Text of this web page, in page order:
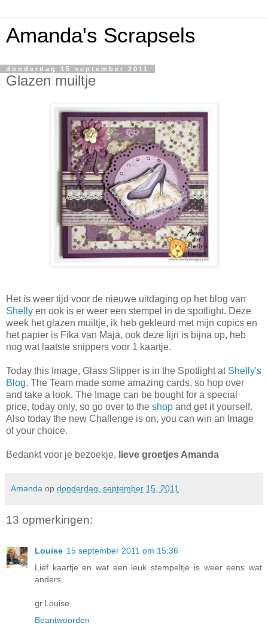
Amanda's Scrapsels
donderdag 15 september 2011
Glazen muiltje
Het is weer tijd voor de nieuwe uitdaging op het blog van
Shelly en ook is er weer een stempel in de spotlight. Deze
week het glazen muiltje, ik heb gekleurd met mijn copics en
het papier is Fika van Maja, ook deze lijn is bijna op, heb
nog wat laatste snippers voor 1 kaartje.
Today this Image, Glass Slipper is in the Spotlight at Shelly's
Blog. The Team made some amazing cards, so hop over
and take a look. The Image can be bought for a special
price, today only, so go over to the shop and get it yourself.
Also today the new Challenge is on, you can win an Image
of your choice.
Bedankt voor je bezoekje, lieve groetjes Amanda
Amanda op donderdag, september 15, 2011
13 opmerkingen:
Louise 15 september 2011 om 15:36
Lief kaartje en wat een leuk stempeltje is weer eens wat
anders.
gr.Louise
Beantwoorden